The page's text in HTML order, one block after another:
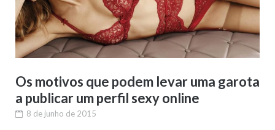
Os motivos que podem levar uma garota
a publicar um perfil sexy online
8 de junho de 2015